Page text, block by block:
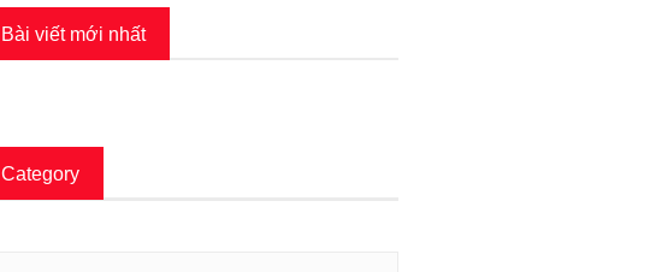
Bài viết mới nhất
Category